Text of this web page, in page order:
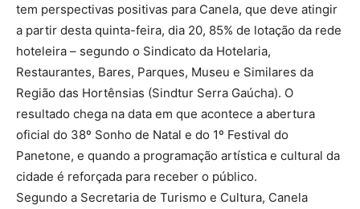
tem perspectivas positivas para Canela, que deve atingir
a partir desta quinta-feira, dia 20, 85% de lotação da rede
hoteleira – segundo o Sindicato da Hotelaria,
Restaurantes, Bares, Parques, Museu e Similares da
Região das Hortênsias (Sindtur Serra Gaúcha). O
resultado chega na data em que acontece a abertura
oficial do 38º Sonho de Natal e do 1º Festival do
Panetone, e quando a programação artística e cultural da
cidade é reforçada para receber o público.
Segundo a Secretaria de Turismo e Cultura, Canela